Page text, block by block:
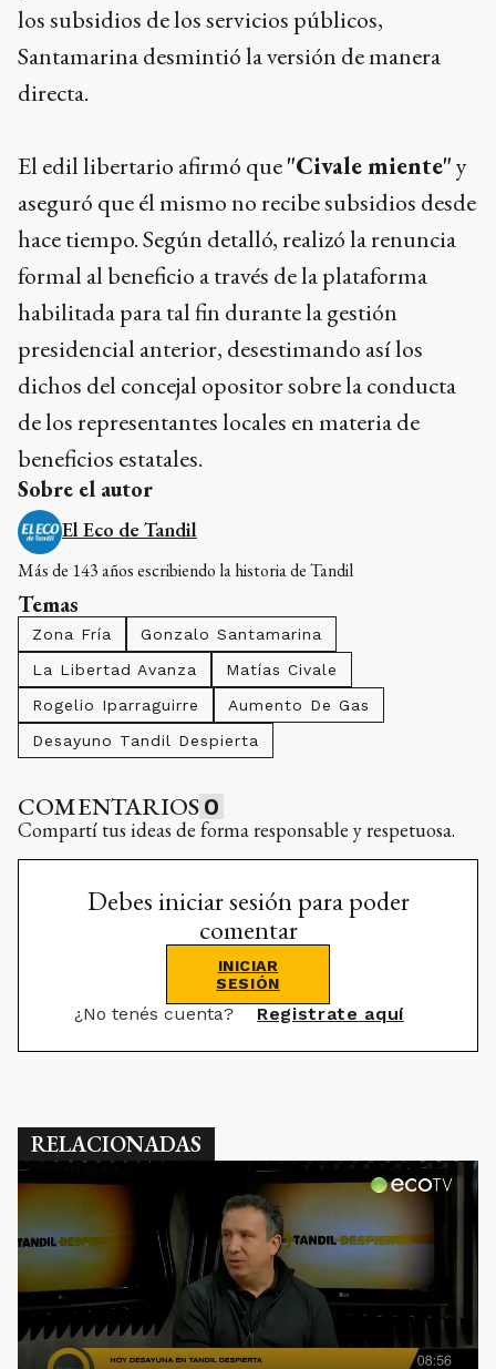
los subsidios de los servicios públicos,
Santamarina desmintió la versión de manera
directa.
El edil libertario afirmó que"Civale miente"y
aseguró que él mismo no recibe subsidios desde
hace tiempo. Según detalló, realizó la renuncia
formal al beneficio a través de la plataforma
habilitada para tal fin durante la gestión
presidencial anterior, desestimando así los
dichos del concejal opositor sobre la conducta
de los representantes locales en materia de
beneficios estatales.
Sobre el autor
El Eco de Tandil
Más de 143 años escribiendo la historia de Tandil
Temas
Zona Fría
Gonzalo Santamarina
La Libertad Avanza
Matías Civale
Rogelio Iparraguirre
Aumento De Gas
Desayuno Tandil Despierta
COMENTARIOS 0
Compartí tus ideas de forma responsable y respetuosa.
Debes iniciar sesión para poder
comentar
INICIAR
SESIÓN
¿No tenés cuenta? Registrate aquí
RELACIONADAS